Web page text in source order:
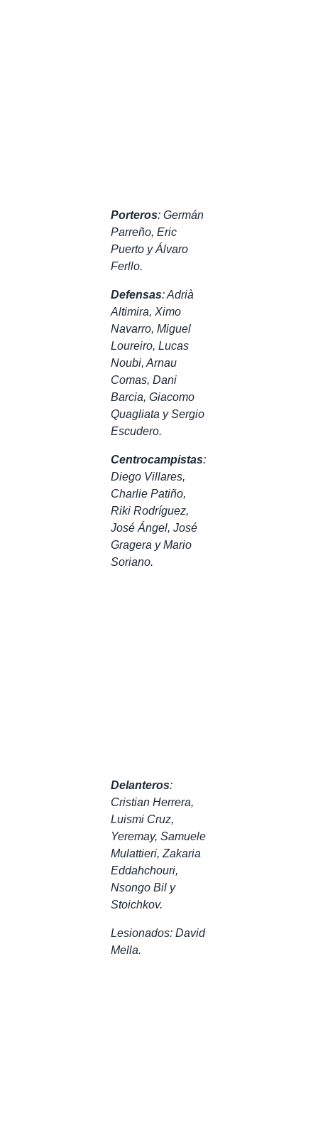
Porteros: Germán
Parreño, Eric
Puerto y Álvaro
Ferllo.
Defensas: Adrià
Altimira, Ximo
Navarro, Miguel
Loureiro, Lucas
Noubi, Arnau
Comas, Dani
Barcia, Giacomo
Quagliata y Sergio
Escudero.
Centrocampistas:
Diego Villares,
Charlie Patiño,
Riki Rodríguez,
José Ángel, José
Gragera y Mario
Soriano.
Delanteros:
Cristian Herrera,
Luismi Cruz,
Yeremay, Samuele
Mulattieri, Zakaria
Eddahchouri,
Nsongo Bil y
Stoichkov.
Lesionados: David
Mella.